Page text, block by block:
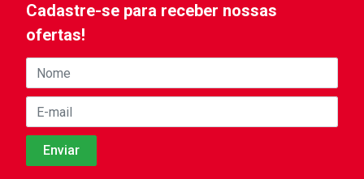
Cadastre-se para receber nossas
ofertas!